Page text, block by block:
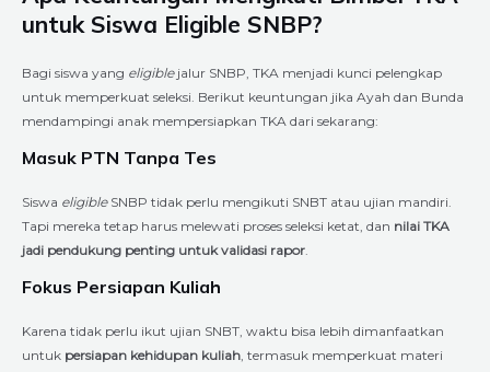
untuk Siswa Eligible SNBP?
Bagi siswa yang eligiblejalur SNBP, TKA menjadi kunci pelengkap
untuk memperkuat seleksi. Berikut keuntungan jika Ayah dan Bunda
mendampingi anak mempersiapkan TKA dari sekarang:
Masuk PTN Tanpa Tes
Siswa eligibleSNBP tidak perlu mengikuti SNBT atau ujian mandiri.
Tapi mereka tetap harus melewati proses seleksi ketat, dan nilai TKA
jadi pendukung penting untuk validasi rapor
Fokus Persiapan Kuliah
Karena tidak perlu ikut ujian SNBT, waktu bisa lebih dimanfaatkan
untuk persiapan kehidupan kuliah , termasuk memperkuat materi